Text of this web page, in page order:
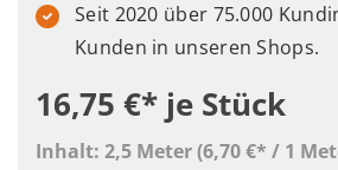
Seit 2020 über 75.000
Kunden in unseren Shops.
16,75 €* je Stück
Inhalt: 2,5 Meter(6,70 €* / 1